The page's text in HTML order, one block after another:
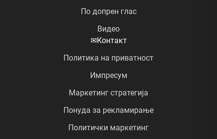
По допрен глас
Видео
✉Контакт
Политика на приватност
Импресум
Маркетинг стратегија
Понуда за рекламирање
Политички маркетинг